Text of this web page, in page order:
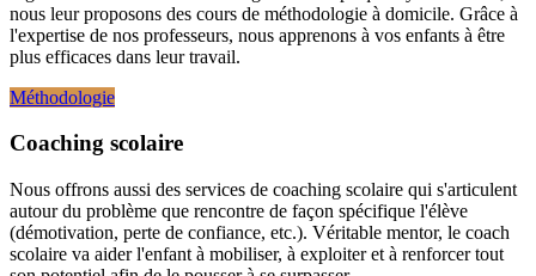
nous leur proposons des cours de méthodologie à domicile. Grâce à
l'expertise de nos professeurs, nous apprenons à vos enfants à être
plus efficaces dans leur travail.
Méthodologie
Coaching scolaire
Nous offrons aussi des services de coaching scolaire qui s'articulent
autour du problème que rencontre de façon spécifique l'élève
(démotivation, perte de confiance, etc.). Véritable mentor, le coach
scolaire va aider l'enfant à mobiliser, à exploiter et à renforcer tout